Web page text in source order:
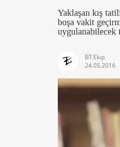
Yaklaşan kış
boşa vakit
uygulanabilecek
BT Ekip
24.05.2016